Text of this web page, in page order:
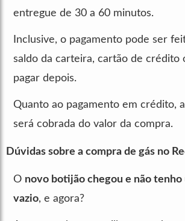
entregue de 30 a 60 minutos.
Inclusive, o pagamento pode ser
saldo da carteira, cartão de crédito
pagar depois.
Quanto ao pagamento em crédito,
será cobrada do valor da compra.
Dúvidas sobre a compra de gás no
O novo botijão chegou e não tenho
vazio, e agora?